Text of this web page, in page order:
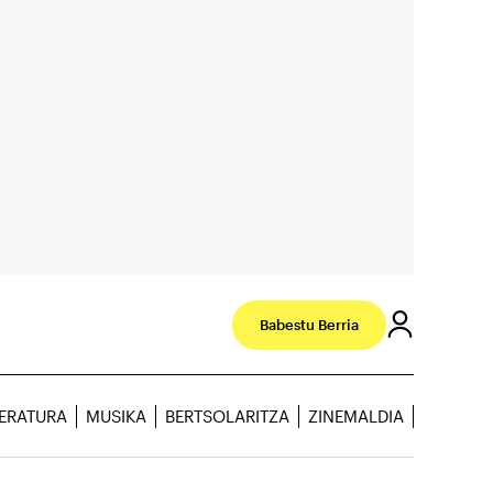
Babestu Berria
MUSIKA BERTSOLARITZA ZINEMALDIA